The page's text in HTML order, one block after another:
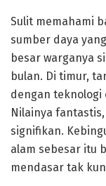
Sulit memahami
sumber daya
besar warganya
bulan. Di timur,
dengan teknologi
Nilainya
signifikan.
alam sebesar itu
mendasar tak